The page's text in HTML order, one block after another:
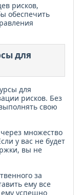
рисков,
обеспечить
для
для
рисков. Без
свою
множество
у вас не будет
вы не
за
ему все
успешно